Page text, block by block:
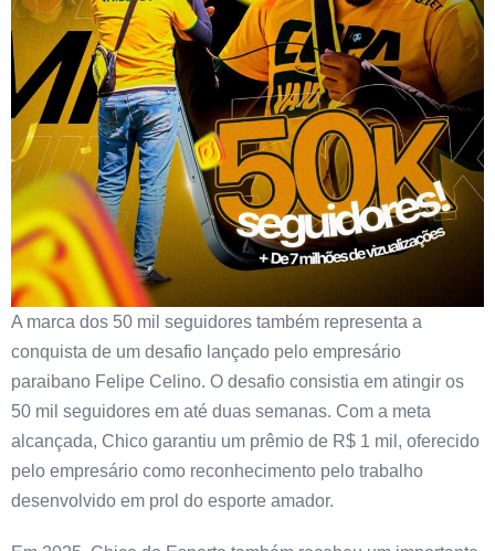
A marca dos 50 mil seguidores também representa a
conquista de um desafio lançado pelo empresário
paraibano Felipe Celino. O desafio consistia em atingir os
50 mil seguidores em até duas semanas. Com a meta
alcançada, Chico garantiu um prêmio de R$ 1 mil, oferecido
pelo empresário como reconhecimento pelo trabalho
desenvolvido em prol do esporte amador.